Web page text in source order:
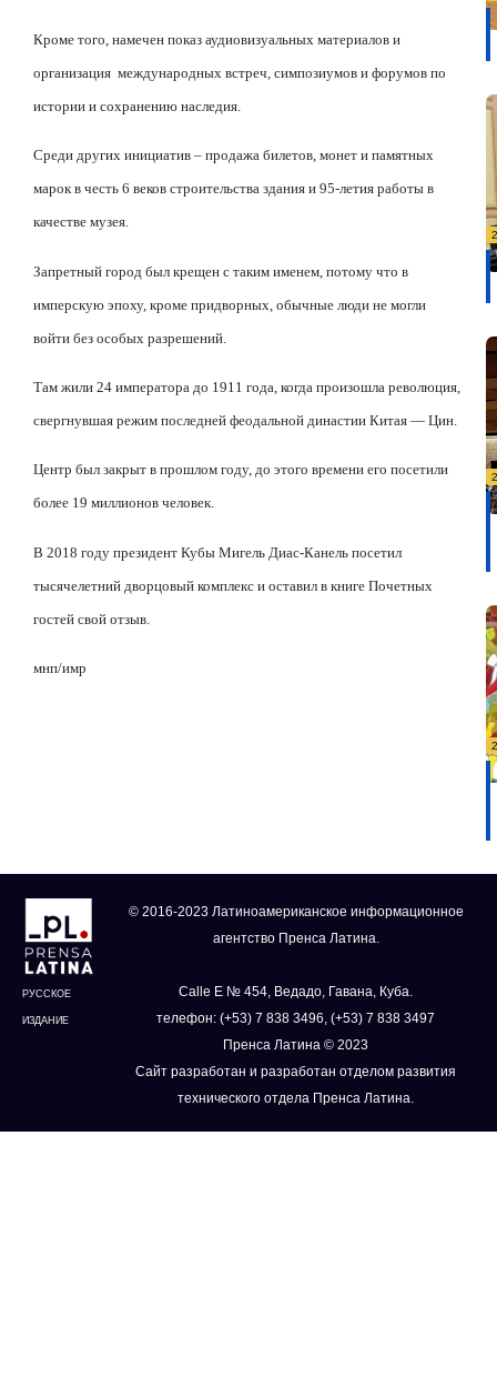
Кроме того, намечен показ аудиовизуальных материалов и
организация международных встреч, симпозиумов и форумов по
истории и сохранению наследия.
Среди других инициатив – продажа билетов, монет и памятных
марок в честь 6 веков строительства здания и 95-летия работы в
качестве музея.
Запретный город был крещен с таким именем, потому что в
имперскую эпоху, кроме придворных, обычные люди не могли
войти без особых разрешений.
Там жили 24 императора до 1911 года, когда произошла революция,
свергнувшая режим последней феодальной династии Китая — Цин.
Центр был закрыт в прошлом году, до этого времени его посетили
более 19 миллионов человек.
В 2018 году президент Кубы Мигель Диас-Канель посетил
тысячелетний дворцовый комплекс и оставил в книге Почетных
гостей свой отзыв.
мнп/имр
РУССКОЕ
ИЗДАНИЕ
© 2016-2023 Латиноамериканское информационное
агентство Пренса Латина.
Calle E № 454, Ведадо, Гавана, Куба.
телефон: (+53) 7 838 3496, (+53) 7 838 3497
Пренса Латина © 2023
Сайт разработан и разработан отделом развития
технического отдела Пренса Латина.